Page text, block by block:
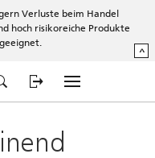
Verluste beim Handel
hoch risikoreiche Produkte
^